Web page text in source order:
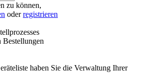
zu können,
oderregistrieren
Bestellungen
haben Sie die Verwaltung Ihrer